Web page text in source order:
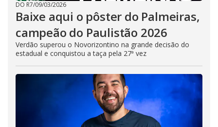
DO R7/09/03/2026
Baixe aqui o pôster do Palmeiras,
campeão do Paulistão 2026
Verdão superou o Novorizontino na grande decisão do
estadual e conquistou a taça pela 27ª vez